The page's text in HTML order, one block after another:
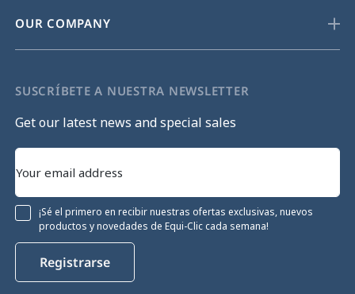
OUR COMPANY
SUSCRÍBETE A NUESTRA NEWSLETTER
Get our latest news and special sales
¡Sé el primero en recibir nuestras ofertas exclusivas, nuevos
productos y novedades de Equi-Clic cada semana!
Registrarse